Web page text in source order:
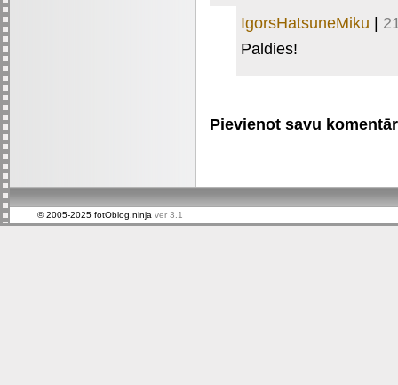
IgorsHatsuneMiku |
Paldies!
Pievienot savu
© 2005-2025 fotOblog.ninja ver 3.1